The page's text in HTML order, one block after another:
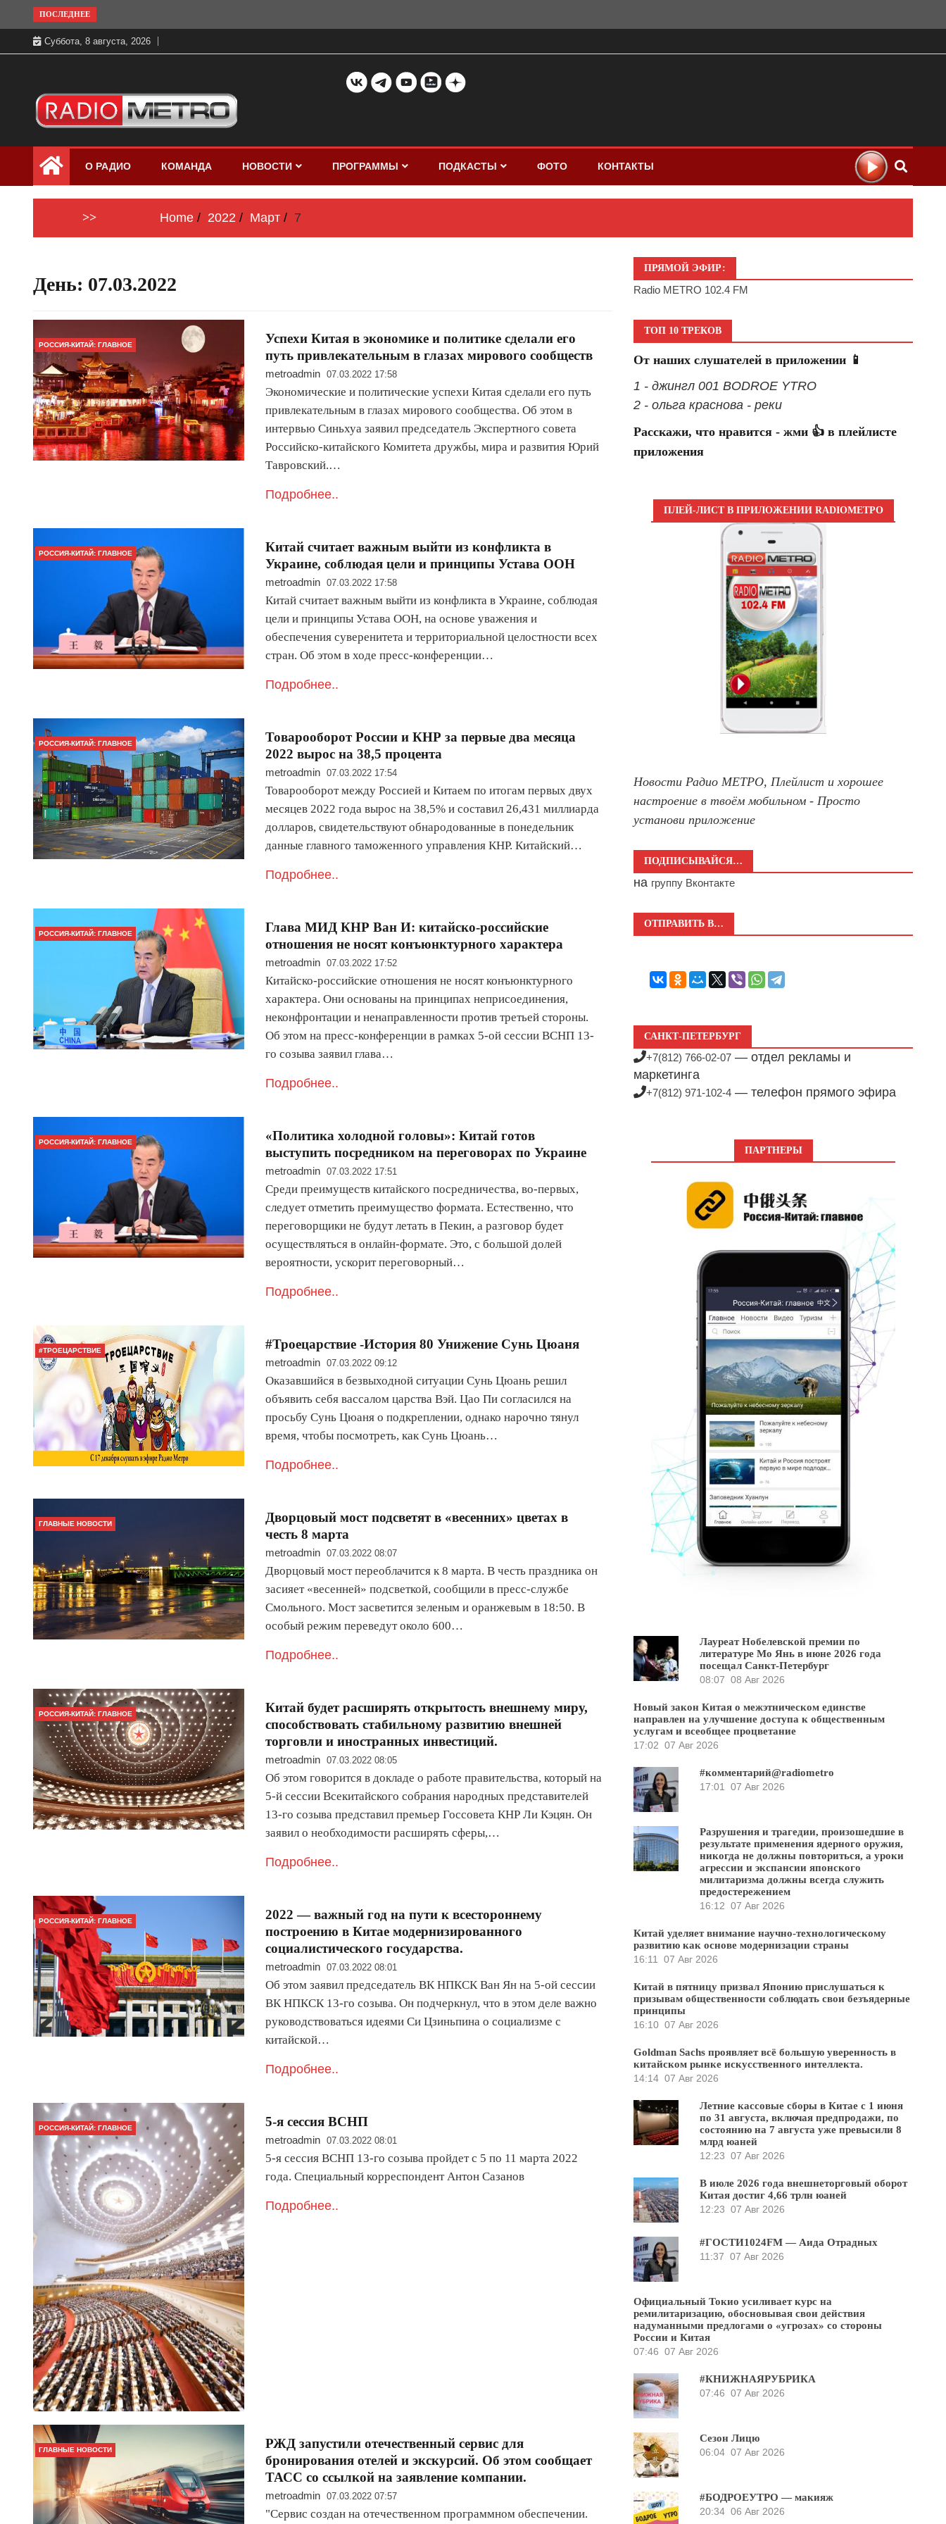
to
content
ПОСЛЕДНЕЕ
Суббота, 8 августа, 2026
Радио МЕТРО
бесплатно в хорошем качестве Санкт-
Петербург и Россия
О РАДИО КОМАНДА НОВОСТИ ПРОГРАММЫ ПОДКАСТЫ ФОТО КОНТАКТЫ
>> Home 2022 Март 7
День: 07.03.2022
РОССИЯ-КИТАЙ: ГЛАВНОЕ
Успехи Китая в экономике и политике сделали его
путь привлекательным в глазах мирового сообществ
metroadmin 07.03.2022 17:58
Экономические и политические успехи Китая сделали его путь
привлекательным в глазах мирового сообщества. Об этом в
интервью Синьхуа заявил председатель Экспертного совета
Российско-китайского Комитета дружбы, мира и развития Юрий
Тавровский.…
Подробнее..
РОССИЯ-КИТАЙ: ГЛАВНОЕ
Китай считает важным выйти из конфликта в
Украине, соблюдая цели и принципы Устава ООН
metroadmin 07.03.2022 17:58
Китай считает важным выйти из конфликта в Украине, соблюдая
цели и принципы Устава ООН, на основе уважения и
обеспечения суверенитета и территориальной целостности всех
стран. Об этом в ходе пресс-конференции…
Подробнее..
РОССИЯ-КИТАЙ: ГЛАВНОЕ
Товарооборот России и КНР за первые два месяца
2022 вырос на 38,5 процента
metroadmin 07.03.2022 17:54
Товарооборот между Россией и Китаем по итогам первых двух
месяцев 2022 года вырос на 38,5% и составил 26,431 миллиарда
долларов, свидетельствуют обнародованные в понедельник
данные главного таможенного управления КНР. Китайский…
Подробнее..
РОССИЯ-КИТАЙ: ГЛАВНОЕ
Глава МИД КНР Ван И: китайско-российские
отношения не носят конъюнктурного характера
metroadmin 07.03.2022 17:52
Китайско-российские отношения не носят конъюнктурного
характера. Они основаны на принципах неприсоединения,
неконфронтации и ненаправленности против третьей стороны.
Об этом на пресс-конференции в рамках 5-ой сессии ВСНП 13-
го созыва заявил глава…
Подробнее..
РОССИЯ-КИТАЙ: ГЛАВНОЕ
«Политика холодной головы»: Китай готов
выступить посредником на переговорах по Украине
metroadmin 07.03.2022 17:51
Среди преимуществ китайского посредничества, во-первых,
следует отметить преимущество формата. Естественно, что
переговорщики не будут летать в Пекин, а разговор будет
осуществляться в онлайн-формате. Это, с большой долей
вероятности, ускорит переговорный…
Подробнее..
#ТРОЕЦАРСТВИЕ #Троецарствие -История 80 Унижение Сунь Цюаня
metroadmin 07.03.2022 09:12
Оказавшийся в безвыходной ситуации Сунь Цюань решил
объявить себя вассалом царства Вэй. Цао Пи согласился на
просьбу Сунь Цюаня о подкреплении, однако нарочно тянул
время, чтобы посмотреть, как Сунь Цюань…
Подробнее..
ГЛАВНЫЕ НОВОСТИ
Дворцовый мост подсветят в «весенних» цветах в
честь 8 марта
metroadmin 07.03.2022 08:07
Дворцовый мост переоблачится к 8 марта. В честь праздника он
засияет «весенней» подсветкой, сообщили в пресс-службе
Смольного. Мост засветится зеленым и оранжевым в 18:50. В
особый режим переведут около 600…
Подробнее..
РОССИЯ-КИТАЙ: ГЛАВНОЕ
Китай будет расширять открытость внешнему миру,
способствовать стабильному развитию внешней
торговли и иностранных инвестиций.
metroadmin 07.03.2022 08:05
Об этом говорится в докладе о работе правительства, который на
5-й сессии Всекитайского собрания народных представителей
13-го созыва представил премьер Госсовета КНР Ли Кэцян. Он
заявил о необходимости расширять сферы,…
Подробнее..
РОССИЯ-КИТАЙ: ГЛАВНОЕ
2022 — важный год на пути к всестороннему
построению в Китае модернизированного
социалистического государства.
metroadmin 07.03.2022 08:01
Об этом заявил председатель ВК НПКСК Ван Ян на 5-ой сессии
ВК НПКСК 13-го созыва. Он подчеркнул, что в этом деле важно
руководствоваться идеями Си Цзиньпина о социализме с
китайской…
Подробнее..
РОССИЯ-КИТАЙ: ГЛАВНОЕ 5-я сессия ВСНП
metroadmin 07.03.2022 08:01
5-я сессия ВСНП 13-го созыва пройдет с 5 по 11 марта 2022
года. Специальный корреспондент Антон Сазанов
Подробнее..
ГЛАВНЫЕ НОВОСТИ
РЖД запустили отечественный сервис для
бронирования отелей и экскурсий. Об этом сообщает
ТАСС со ссылкой на заявление компании.
metroadmin 07.03.2022 07:57
"Сервис создан на отечественном программном обеспечении.
ПРЯМОЙ ЭФИР:
Radio METRO 102.4 FM
ТОП 10 ТРЕКОВ
От наших слушателей в приложении 📱
1 - джингл 001 BODROE YTRO
2 - ольга краснова - реки
Расскажи, что нравится - жми 👍 в плейлисте
приложения
ПЛЕЙ-ЛИСТ В ПРИЛОЖЕНИИ RADIOМЕТРО
Новости Радио МЕТРО, Плейлист и хорошее
настроение в твоём мобильном - Просто
установи приложение
ПОДПИСЫВАЙСЯ…
на группу Вконтакте
ОТПРАВИТЬ В…
САНКТ-ПЕТЕРБУРГ
+7(812) 766-02-07 — отдел рекламы и
маркетинга
+7(812) 971-102-4 — телефон прямого эфира
ПАРТНЕРЫ
Лауреат Нобелевской премии по
литературе Мо Янь в июне 2026 года
посещал Санкт-Петербург
08:07 08 Авг 2026
Новый закон Китая о межэтническом единстве
направлен на улучшение доступа к общественным
услугам и всеобщее процветание
17:02 07 Авг 2026
#комментарий@radiometro
17:01
07 Авг 2026
Разрушения и трагедии, произошедшие в
результате применения ядерного оружия,
никогда не должны повториться, а уроки
агрессии и экспансии японского
милитаризма должны всегда служить
предостережением
16:12 07 Авг 2026
Китай уделяет внимание научно-технологическому
развитию как основе модернизации страны
16:11
07 Авг 2026
Китай в пятницу призвал Японию прислушаться к
призывам общественности соблюдать свои безъядерные
принципы
16:10 07 Авг 2026
Goldman Sachs проявляет всё большую уверенность в
китайском рынке искусственного интеллекта.
14:14 07 Авг 2026
Летние кассовые сборы в Китае с 1 июня
по 31 августа, включая предпродажи, по
состоянию на 7 августа уже превысили 8
млрд юаней
12:23 07 Авг 2026
В июле 2026 года внешнеторговый оборот
Китая достиг 4,66 трлн юаней
12:23 07 Авг 2026
#ГОСТИ1024FM — Аида Отрадных
11:37 07 Авг 2026
Официальный Токио усиливает курс на
ремилитаризацию, обосновывая свои действия
надуманными предлогами о «угрозах» со стороны
России и Китая
07:46 07 Авг 2026
#КНИЖНАЯРУБРИКА
07:46 07 Авг 2026
Сезон Лицю
06:04 07 Авг 2026
#БОДРОЕУТРО — макияж
20:34 06 Авг 2026